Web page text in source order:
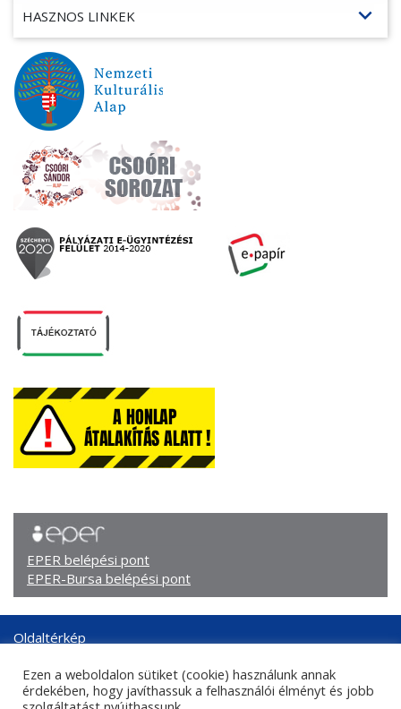
EPER belépési pont
EPER-Bursa belépési pont
HASZNOS LINKEK expand_more
Oldaltérkép
Adatkezelési tájékoztató
Központi kapcsolati adatok
Ezen a weboldalon sütiket (cookie) használunk annak
érdekében, hogy javíthassuk a felhasználói élményt és jobb